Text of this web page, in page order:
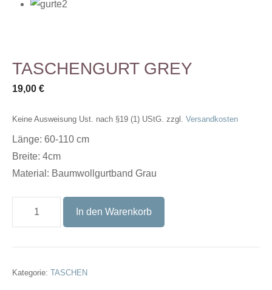
TASCHENGURT GREY
19,00 €
Keine Ausweisung Ust. nach §19 (1) UStG. zzgl. Versandkosten
Länge: 60-110 cm
Breite: 4cm
Material: Baumwollgurtband Grau
In den Warenkorb
Kategorie: TASCHEN